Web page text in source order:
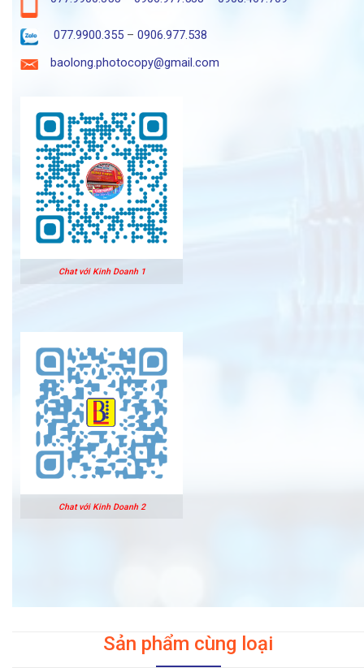
077.9900.355– 0906.977.538
baolong.photocopy@gmail.com
Chat với Kinh Doanh 1
Chat với Kinh Doanh 2
Sản phẩm cùng loại